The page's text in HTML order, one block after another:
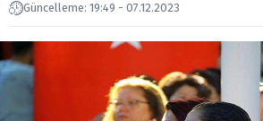
Güncelleme: 19:49 - 07.12.2023